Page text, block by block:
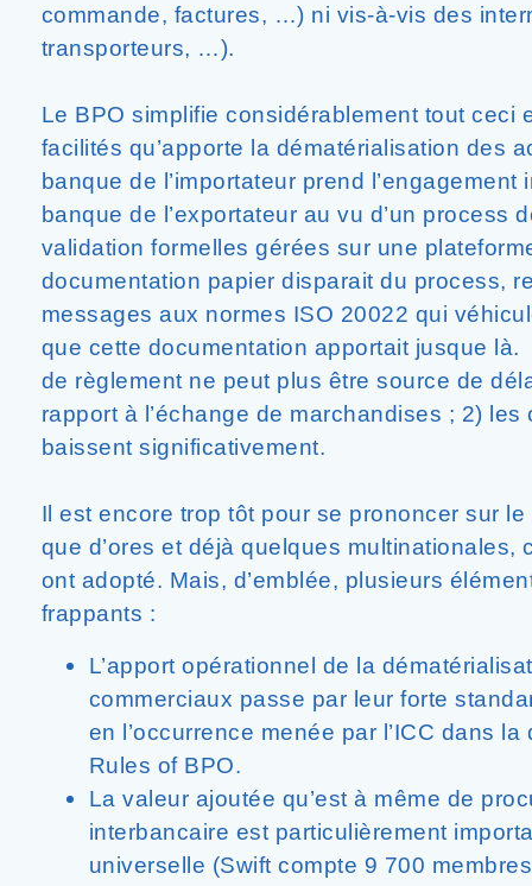
commande, factures, …) ni vis-à-vis des
transporteurs, …).
Le BPO simplifie considérablement tout ceci
facilités qu’apporte la dématérialisation des
banque de l’importateur prend
banque de l’exportateur au vu d’un process
validation formelles gérées sur une
documentation papier disparait du process,
messages aux normes ISO 20022 qui
que cette documentation apportait jusque
de règlement ne peut plus être source de
rapport à l’échange de marchandises ; 2)
baissent significativement.
Il est encore trop tôt pour se prononcer sur
que d’ores et déjà quelques multinationales,
ont adopté. Mais, d’emblée, plusieurs
frappants :
L’apport opérationnel de la
commerciaux passe par leur forte
en l’occurrence menée par l’ICC dans
Rules of BPO.
La valeur ajoutée qu’est à même de
interbancaire est particulièrement
universelle (Swift compte 9 700